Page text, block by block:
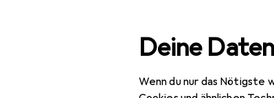
Deine
Wenn du nur das Nötigste
Navigation nach Kategorien Gesamtsortiment